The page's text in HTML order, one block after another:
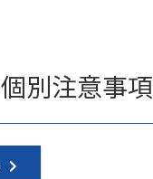
個別注意事項